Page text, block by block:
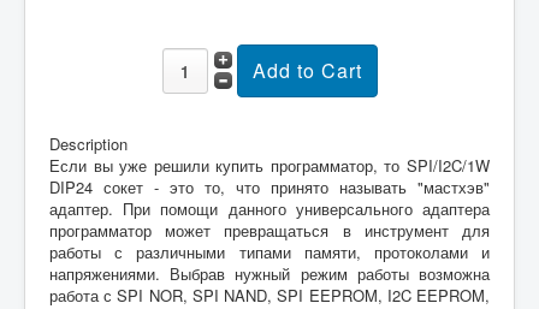
Description
Если вы уже решили купить программатор, то SPI/I2C/1W
DIP24 сокет - это то, что принято называть "мастхэв"
адаптер. При помощи данного универсального адаптера
программатор может превращаться в инструмент для
работы с различными типами памяти, протоколами и
напряжениями. Выбрав нужный режим работы возможна
работа с SPI NOR, SPI NAND, SPI EEPROM, I2C EEPROM,